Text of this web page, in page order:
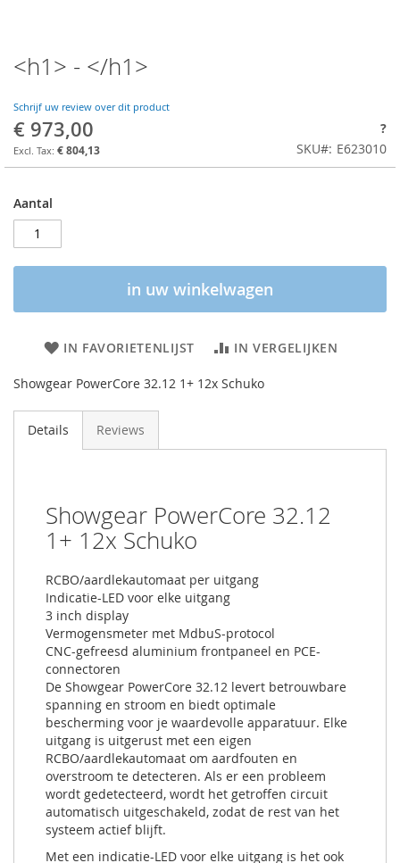
<h1> - </h1>
Schrijf uw review over dit product
€ 973,00
€ 804,13
?
SKU
E623010
Aantal
in uw winkelwagen
IN FAVORIETENLIJST IN VERGELIJKEN
Showgear PowerCore 32.12 1+ 12x Schuko
Details Reviews
Showgear PowerCore 32.12
1+ 12x Schuko
RCBO/aardlekautomaat per uitgang
Indicatie-LED voor elke uitgang
3 inch display
Vermogensmeter met MdbuS-protocol
CNC-gefreesd aluminium frontpaneel en PCE-
connectoren
De Showgear PowerCore 32.12 levert betrouwbare
spanning en stroom en biedt optimale
bescherming voor je waardevolle apparatuur. Elke
uitgang is uitgerust met een eigen
RCBO/aardlekautomaat om aardfouten en
overstroom te detecteren. Als er een probleem
wordt gedetecteerd, wordt het getroffen circuit
automatisch uitgeschakeld, zodat de rest van het
systeem actief blijft.
Met een indicatie-LED voor elke uitgang is het ook